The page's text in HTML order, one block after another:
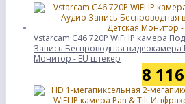
Vstarcam C46 720P WiFi IP камера
Запись Беспроводная видеокамера
Монитор - EU штекер
8 116